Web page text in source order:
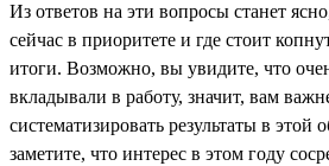
Из ответов на эти вопросы станет
сейчас в приоритете и где стоит
итоги. Возможно, вы увидите, что
вкладывали в работу, значит, вам
систематизировать результаты в этой
заметите, что интерес в этом году